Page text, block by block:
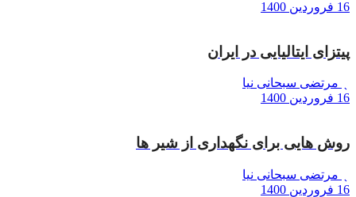
16 فروردین 1400
پیتزای ایتالیایی در ایران
مرتضی سبحانی نیا
16 فروردین 1400
روش هایی برای نگهداری از شیر ها
مرتضی سبحانی نیا
16 فروردین 1400